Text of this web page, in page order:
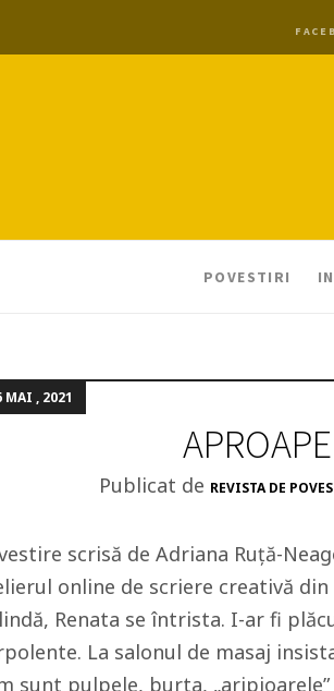
POVESTIRI
MAI , 2021
Publicat de REVISTA DE
scrisă de Adriana Ruță-
online de scriere creativă
Renata se întrista. I-ar fi
La salonul de masaj
sunt pulpele, burta,